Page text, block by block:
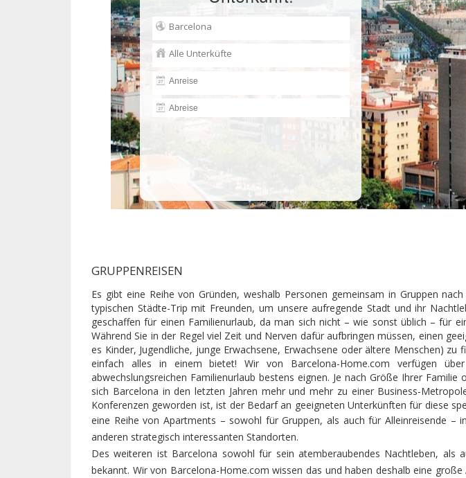
GRUPPENREISEN
Es gibt eine Reihe von Gründen, weshalb Personen gemeinsam in Gruppen
typischen Städte-Trip mit Freunden, um unsere aufregende Stadt und ihr
geschaffen für einen Familienurlaub, da man sich nicht – wie sonst üblich – für
Während Sie in der Regel viel Zeit und Nerven dafür aufbringen müssen, einen
es Kinder, Jugendliche, junge Erwachsene, Erwachsene oder ältere Menschen)
einfach alles in einem bietet! Wir von Barcelona-Home.com verfügen
abwechslungsreichen Familienurlaub bestens eignen. Je nach Größe Ihrer
sich Barcelona in den letzten Jahren mehr und mehr zu einer Business-
Konferenzen geworden ist, ist der Bedarf an geeigneten Unterkünften für diese
eine Reihe von Apartments – sowohl für Gruppen, als auch für Alleinreisende –
anderen strategisch interessanten Standorten.
Des weiteren ist Barcelona sowohl für sein atemberaubendes Nachtleben,
bekannt. Wir von Barcelona-Home.com wissen das und haben deshalb eine